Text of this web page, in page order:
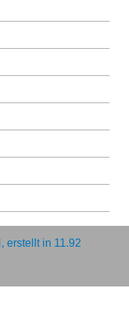
, erstellt in 11.92